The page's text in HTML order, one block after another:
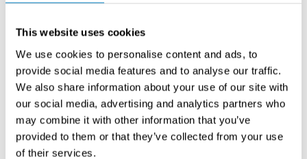
This website uses cookies
We use cookies to personalise content and ads, to
provide social media features and to analyse our traffic.
We also share information about your use of our site with
our social media, advertising and analytics partners who
may combine it with other information that you’ve
provided to them or that they’ve collected from your use
of their services.
mitattavassa aineessa.